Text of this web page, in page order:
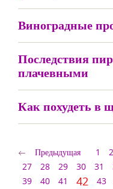
Виноградные
Последствия
плачевными
Как похудеть в
Предыдущая 1 2
27
28 29 30 31
39
40 41 42 43